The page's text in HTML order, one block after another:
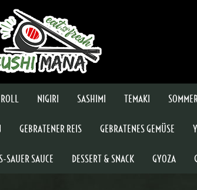
NIGIRI SASHIMI TEMAKI
GEBRATENER REIS GEBRATENES GEMÜSE
SAUER SAUCE DESSERT & SNACK GYOZA